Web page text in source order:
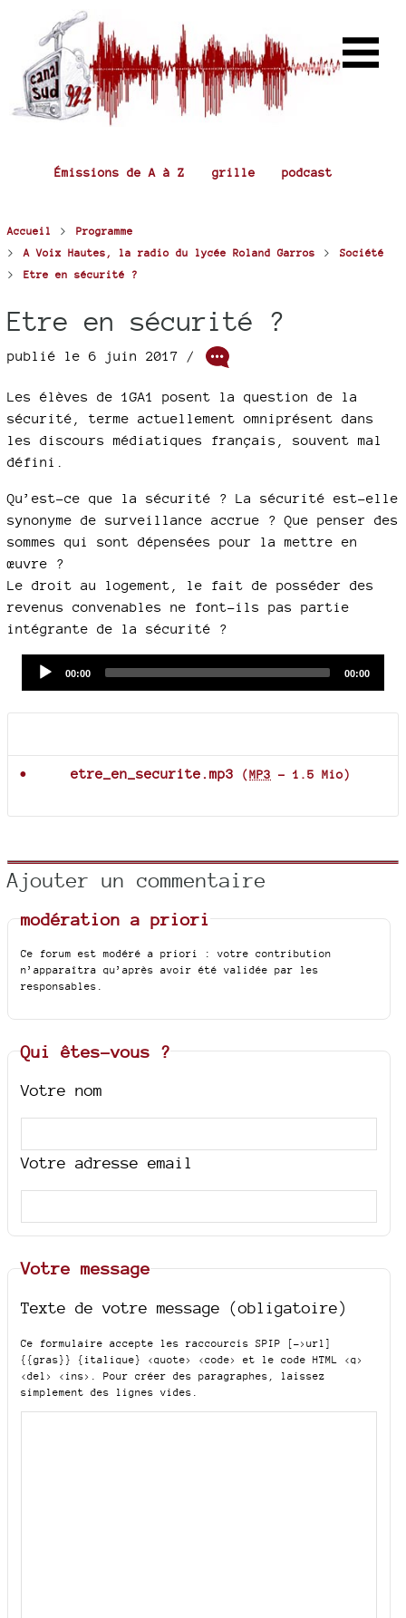
Émissions de A à Z grille podcast
Accueil > Programme
> A Voix Hautes, la radio du lycée Roland Garros > Société
> Etre en sécurité ?
Etre en sécurité ?
publié le 6 juin 2017 /
Les élèves de 1GA1 posent la question de la
sécurité, terme actuellement omniprésent dans
les discours médiatiques français, souvent mal
défini.
Qu’est-ce que la sécurité ? La sécurité est-elle
synonyme de surveillance accrue ? Que penser des
sommes qui sont dépensées pour la mettre en
œuvre ?
Le droit au logement, le fait de posséder des
revenus convenables ne font-ils pas partie
intégrante de la sécurité ?
Current
00:00
Total
00:00
etre_en_securite.mp3 (MP3 - 1.5 Mio)
Ajouter un commentaire
modération a priori
Ce forum est modéré a priori : votre contribution
n’apparaîtra qu’après avoir été validée par les
responsables.
Qui êtes-vous ?
Votre nom
Votre adresse email
Votre message
Texte de votre message (obligatoire)
Ce formulaire accepte les raccourcis SPIP
[->url]
{{gras}} {italique} <quote> <code>
et le code HTML <q>
<del> <ins>
. Pour créer des paragraphes, laissez
simplement des lignes vides.